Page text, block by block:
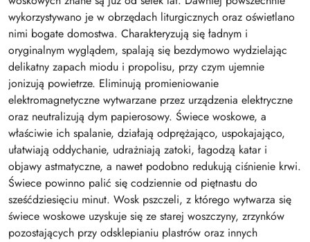
wykorzystywano je w obrzędach liturgicznych oraz oświetlano
nimi bogate domostwa. Charakteryzują się ładnym i
oryginalnym wyglądem, spalają się bezdymowo wydzielając
delikatny zapach miodu i propolisu, przy czym ujemnie
jonizują powietrze. Eliminują promieniowanie
elektromagnetyczne wytwarzane przez urządzenia elektryczne
oraz neutralizują dym papierosowy. Świece woskowe, a
właściwie ich spalanie, działają odprężająco, uspokajająco,
ułatwiają oddychanie, udrażniają zatoki, łagodzą katar i
objawy astmatyczne, a nawet podobno redukują ciśnienie krwi.
Świece powinno palić się codziennie od piętnastu do
sześćdziesięciu minut. Wosk pszczeli, z którego wytwarza się
świece woskowe uzyskuje się ze starej woszczyny, zrzynków
pozostających przy odsklepianiu plastrów oraz innych